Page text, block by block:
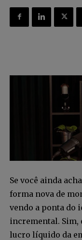
Se você ainda
forma nova de
vendo a ponta do
incremental. Sim,
lucro líquido da